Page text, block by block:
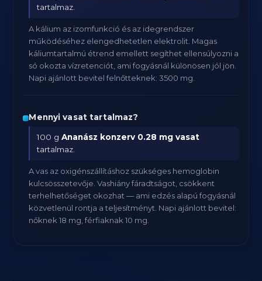
tartalmaz.
A kálium az izomfunkció és az idegrendszer
működéséhez elengedhetetlen elektrolit. Magas
káliumtartalmú étrend emellett segíthet ellensúlyozni a
só okozta vízretenciót, ami fogyásnál különösen jól jön.
Napi ajánlott bevitel felnőtteknek: 3500 mg.
Mennyi vasat tartalmaz?
100 gAnanász konzerv 0.28 mg vasat
tartalmaz.
A vas az oxigénszállításhoz szükséges hemoglobin
kulcsösszetevője. Vashiány fáradtságot, csökkent
terhelhetőséget okozhat — ami edzés alapú fogyásnál
közvetlenül rontja a teljesítményt. Napi ajánlott bevitel:
nőknek 18 mg, férfiaknak 10 mg.